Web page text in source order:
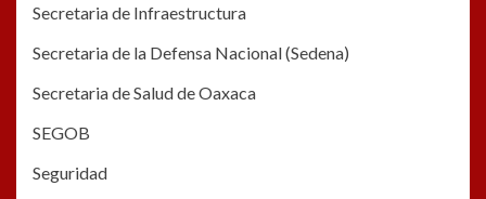
Secretaria de Infraestructura
Secretaria de la Defensa Nacional (Sedena)
Secretaria de Salud de Oaxaca
SEGOB
Seguridad